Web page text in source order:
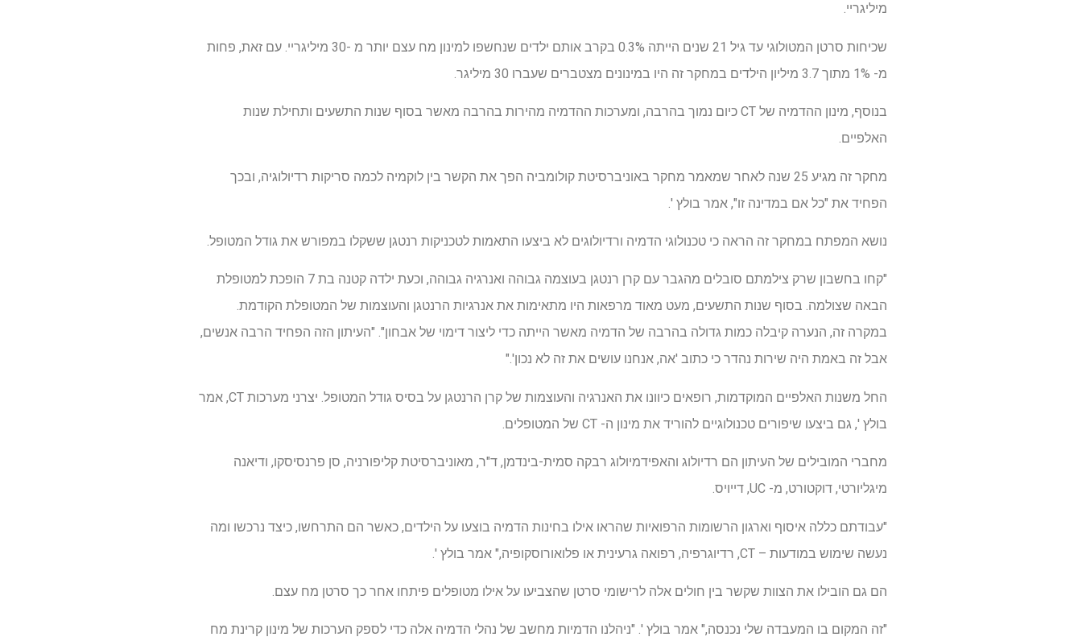
מיליגריי.
שכיחות סרטן המטולוגי עד גיל 21 שנים הייתה 0.3% בקרב אותם ילדים שנחשפו למינון מח עצם יותר מ -30 מיליגריי. עם זאת, פחות
מ- 1% מתוך 3.7 מיליון הילדים במחקר זה היו במינונים מצטברים שעברו 30 מיליגר.
בנוסף, מינון ההדמיה של CT כיום נמוך בהרבה, ומערכות ההדמיה מהירות בהרבה מאשר בסוף שנות התשעים ותחילת שנות
האלפיים.
מחקר זה מגיע 25 שנה לאחר שמאמר מחקר באוניברסיטת קולומביה הפך את הקשר בין לוקמיה לכמה סריקות רדיולוגיה, ובכך
הפחיד את "כל אם במדינה זו", אמר בולץ '.
נושא המפתח במחקר זה הראה כי טכנולוגי הדמיה ורדיולוגים לא ביצעו התאמות לטכניקות רנטגן ששקלו במפורש את גודל המטופל.
"קחו בחשבון שרק צילמתם סובלים מהגבר עם קרן רנטגן בעוצמה גבוהה ואנרגיה גבוהה, וכעת ילדה קטנה בת 7 הופכת למטופלת
הבאה שצולמה. בסוף שנות התשעים, מעט מאוד מרפאות היו מתאימות את אנרגיות הרנטגן והעוצמות של המטופלת הקודמת.
במקרה זה, הנערה קיבלה כמות גדולה בהרבה של הדמיה מאשר הייתה כדי ליצור דימוי של אבחון". "העיתון הזה הפחיד הרבה אנשים,
אבל זה באמת היה שירות נהדר כי כתוב 'אה, אנחנו עושים את זה לא נכון'."
החל משנות האלפיים המוקדמות, רופאים כיוונו את האנרגיה והעוצמות של קרן הרנטגן על בסיס גודל המטופל. יצרני מערכות CT, אמר
בולץ ', גם ביצעו שיפורים טכנולוגיים להוריד את מינון ה- CT של המטופלים.
מחברי המובילים של העיתון הם רדיולוג והאפידמיולוג רבקה סמית-בינדמן, ד"ר, מאוניברסיטת קליפורניה, סן פרנסיסקו, ודיאנה
מיגליורטי, דוקטורט, מ- UC, דייויס.
"עבודתם כללה איסוף וארגון הרשומות הרפואיות שהראו אילו בחינות הדמיה בוצעו על הילדים, כאשר הם התרחשו, כיצד נרכשו ומה
נעשה שימוש במודעות – CT, רדיוגרפיה, רפואה גרעינית או פלואורוסקופיה," אמר בולץ '.
הם גם הובילו את הצוות שקשר בין חולים אלה לרישומי סרטן שהצביעו על אילו מטופלים פיתחו אחר כך סרטן מח עצם.
"זה המקום בו המעבדה שלי נכנסה," אמר בולץ '. "ניהלנו הדמיות מחשב של נהלי הדמיה אלה כדי לספק הערכות של מינון קרינת מח